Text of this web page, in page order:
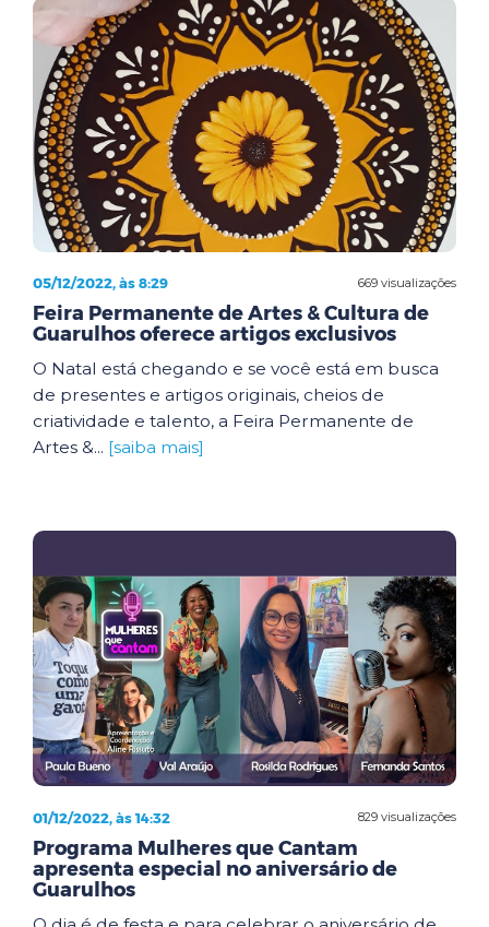
669 visualizações
05/12/2022, às 8:29
Feira Permanente de Artes & Cultura de
Guarulhos oferece artigos exclusivos
O Natal está chegando e se você está em busca
de presentes e artigos originais, cheios de
criatividade e talento, a Feira Permanente de
Artes &... [saiba mais]
829 visualizações
01/12/2022, às 14:32
Programa Mulheres que Cantam
apresenta especial no aniversário de
Guarulhos